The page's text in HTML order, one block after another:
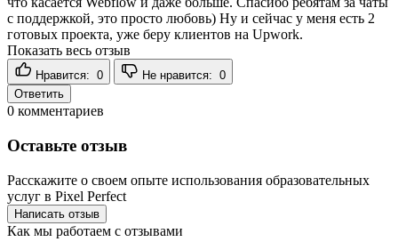
с поддержкой, это просто любовь) Ну и сейчас у меня есть 2
готовых проекта, уже беру клиентов на Upwork.
Показать весь отзыв
Нравится: 0 Не нравится: 0
Ответить
0 комментариев
Оставьте отзыв
Расскажите о своем опыте использования образовательных
услуг в Pixel Perfect
Написать отзыв
Как мы работаем с отзывами